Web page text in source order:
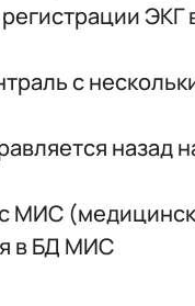
с
назад
МИС
в БД МИС